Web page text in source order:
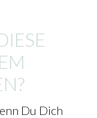
Du Dich